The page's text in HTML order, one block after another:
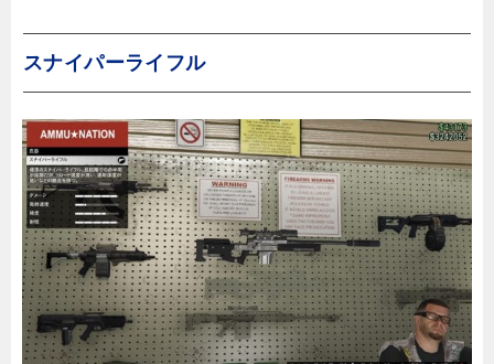
スナイパーライフル